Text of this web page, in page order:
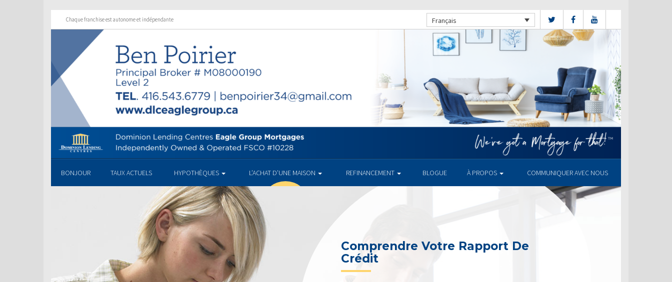
Chaque franchise est autonome et indépendante Français
BONJOUR TAUX ACTUELS HYPOTHÈQUES L’ACHAT D’UNE MAISON REFINANCEMENT BLOGUE À PROPOS COMMUNIQUER AVEC NOUS
Comprendre Votre Rapport De
Crédit